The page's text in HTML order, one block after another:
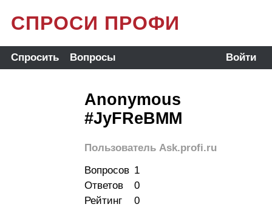
СПРОСИ ПРОФИ
Спросить Вопросы Войти
Anonymous
#JyFReBMM
Пользователь Ask.profi.ru
Вопросов 1
Ответов
0
Рейтинг
0